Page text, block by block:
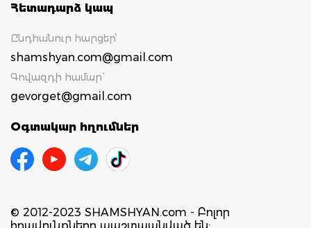
Հետադարձ կապ
Ընդհանուր հարցեր՝
shamshyan.com@gmail.com
Գովազդի համար`
gevorget@gmail.com
Օգտակար հղումներ
© 2012-2023 SHAMSHYAN.com - Բոլոր